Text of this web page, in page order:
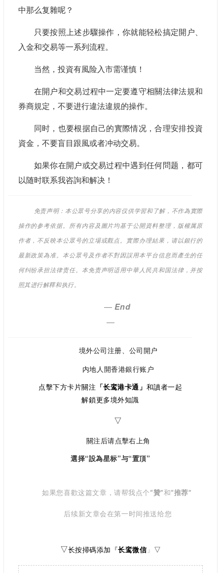
中那么复雜呢？
只要按照上述步驟操作，你就能轻松搞定開户、
入金和交易等一系列流程。
当然，投資有風险入市需谨慎！
在開户和交易过程中一定要遵守相關法律法規和
券商規定，不要进行違法違規的操作。
同时，也要根据自己的實際情况，合理安排投資
資金，不要盲目跟風或者冲动交易。
如果你在開户或交易过程中遇到任何問题，都可
以随时联系我咨詢和解决！
免责声明：本公眾号分享的内容仅供学習和了解，不作為實際
操作的参考依据。所有内容及圖片均基于公開資料整理，版權属原
作者，不反映本公眾号的立場或觀点。實際办理結果，请以銀行的
最新政策為准。本公眾号及作者不對因誤用本平台信息而產生的任
何纠纷承担法律责任。本免责声明适用中華人民共和国法律，并按
照其进行解釋和执行。
— End
—
境外公司注册、公司開户
内地人開香港銀行账户
点擊下方卡片關注 「长鸾港卡通」 和讀者一起
解鎖更多境外知識
▽
關注后请点擊右上角
選择“設為星标”与“置頂”
如果您喜歡这篇文章，请帮我点个“贊”和“推荐”
后续新文章会在第一时间推送给您
▽长按掃碼添加『长鸾微信』 ▽